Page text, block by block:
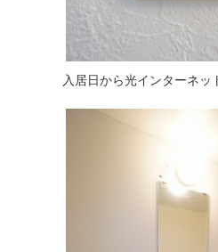
入居日から光インターネッ